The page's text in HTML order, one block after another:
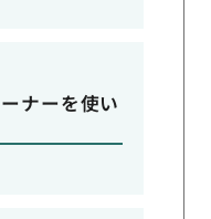
ナーを使い